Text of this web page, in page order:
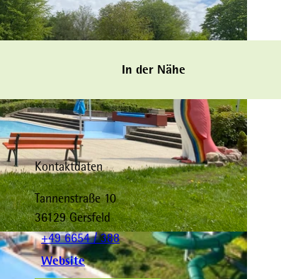
In der Nähe
Kontaktdaten
Tannenstraße 10
36129Gersfeld
+49 6654 / 388
Website